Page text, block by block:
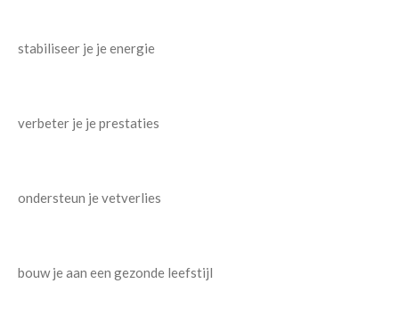
stabiliseer je je energie
verbeter je je prestaties
ondersteun je vetverlies
bouw je aan een gezonde leefstijl